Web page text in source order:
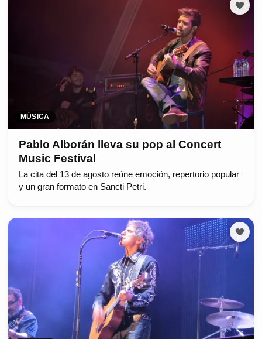
MÚSICA
Pablo Alborán lleva su pop al Concert
Music Festival
La cita del 13 de agosto reúne emoción, repertorio popular
y un gran formato en Sancti Petri.